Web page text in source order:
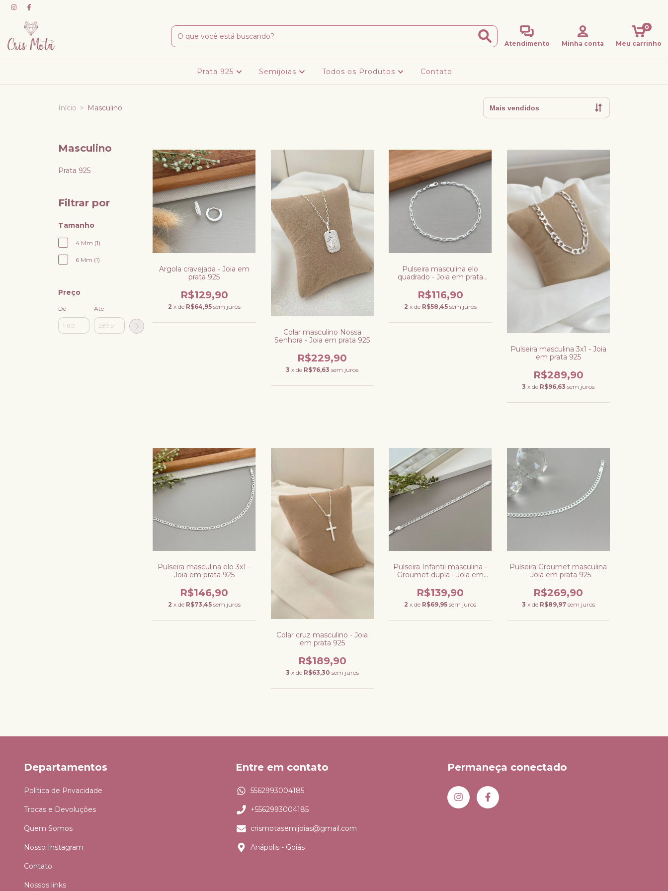
Atendimento Minha conta Meu carrinho
0
Prata 925 Semijoias Todos os Produtos Contato .
Início > Masculino
Masculino
Prata 925
Filtrar por
Tamanho
4 Mm (1)
6 Mm (1)
Preço
De Até
Argola cravejada - Joia em
prata 925
R$129,90
2 x de R$64,95 sem juros
Colar masculino Nossa
Senhora - Joia em prata 925
R$229,90
3 x de R$76,63 sem juros
Pulseira masculina elo
quadrado - Joia em prata
R$116,90
2 x de R$58,45 sem juros
Pulseira masculina 3x1 - Joia
em prata 925
R$289,90
3 x de R$96,63 sem juros
Pulseira masculina elo 3x1 -
Joia em prata 925
R$146,90
2 x de R$73,45 sem juros
Colar cruz masculino - Joia
em prata 925
R$189,90
3 x de R$63,30 sem juros
Pulseira Infantil masculina -
Groumet dupla - Joia em
R$139,90
2 x de R$69,95 sem juros
Pulseira Groumet masculina
- Joia em prata 925
R$269,90
3 x de R$89,97 sem juros
Departamentos
Política de Privacidade
Trocas e Devoluções
Quem Somos
Nosso Instagram
Contato
Nossos links
Entre em contato
5562993004185
+5562993004185
crismotasemijoias@gmail.com
Anápolis - Goiás
Permaneça conectado